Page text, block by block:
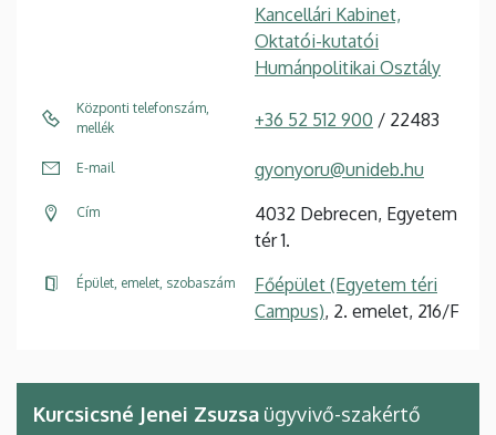
Kancellári Kabinet,
Oktatói-kutatói
Humánpolitikai Osztály
Központi telefonszám,
mellék
+36 52 512 900 / 22483
E-mail gyonyoru@unideb.hu
Cím
4032 Debrecen, Egyetem
tér 1.
Épület, emelet, szobaszám
Főépület (Egyetem téri
Campus), 2. emelet, 216/F
Kurcsicsné Jenei Zsuzsa ügyvivő-szakértő